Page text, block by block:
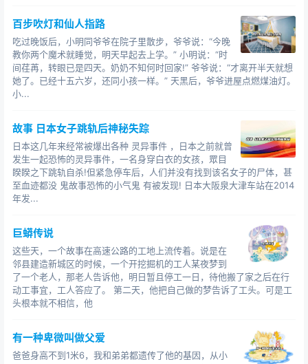
超长超恐怖的
知道了，所以我也没有藏着，把事大概的说了一下。
“
有点儿恐怖的鬼故事
你是说柳东是被活人害死的？”柳园福瞪大了眼睛，十分吃
疑。”
从柳园福那里出来我们又去了村头的张寡妇家，直接说明
了来意。
“嗨，我那时候就只是因为心里气不过随口说说，我哪里真
敢杀人。”张寡妇摇头道。
“柳东已经没了，我不是在这里说他的坏话，你们不要觉得
柳东那个人看起来老实就真的老实，其实他心眼不好，今
年过年那时
有声小说中国恐怖鬼故事
候他家请客借我的炉子，我借给他的时候明明是好的，但
是他还回来的时候却坏了，他还说他拿回去就是坏的，他
根本就没用，我们就是为这事吵架的。”
有说谎，害死柳东的凶手不是柳园福，也不是张寡妇。
“凶手到底是谁呢，这样问来问去也不是个办法啊。”我叹了
百步吹灯和仙人指路
吃过晚饭后，小明同爷爷在院子里散步，爷爷说：“今晚
教你两个魔术就睡觉，明天早起去上学。” 小明说：“时
间荏苒，转眼已是四天。奶奶不知何时回家!” 爷爷说：“才离开半天就想
她了。已经十五六岁，还同小孩一样。” 天黑后，爷爷进屋点燃煤油灯。
小...
故事 日本女子跳轨后神秘失踪
日本这几年来经常被爆出各种 灵异事件 ，日本之前就曾
发生一起恐怖的灵异事件，一名身穿白衣的女孩，眾目
睽睽之下跳轨自杀!但紧急停车后，人们并没有找到该名女子的尸体，甚
至血迹都没 鬼故事恐怖的小气鬼 有被发现! 日本大阪泉大津车站在2014
年发...
巨蟒传说
这些天，一个故事在高速公路的工地上流传着。说是在
邻县建造新城区的时候，一个开挖掘机的工人某夜梦到
了一个老人，那老人告诉他，明日暂且停工一日，待他搬了家之后在行
动工事宜，工人答应了。 第二天，他把自己做的梦告诉了工头。可是工
头根本就不相信，他
有一种卑微叫做父爱
爸爸身高不到1米6，我和弟弟都遗传了他的基因，从小